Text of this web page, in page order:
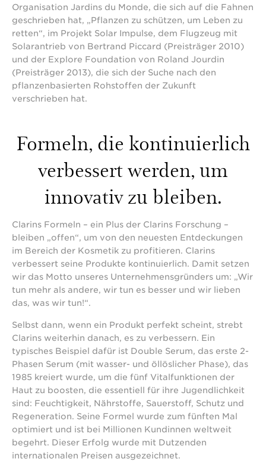
Organisation Jardins du Monde, die sich auf die Fahnen
geschrieben hat, „Pflanzen zu schützen, um Leben zu
retten“, im Projekt Solar Impulse, dem Flugzeug mit
Solarantrieb von Bertrand Piccard (Preisträger 2010)
und der Explore Foundation von Roland Jourdin
(Preisträger 2013), die sich der Suche nach den
pflanzenbasierten Rohstoffen der Zukunft
verschrieben hat.
Formeln, die kontinuierlich
verbessert werden, um
innovativ zu bleiben.
Clarins Formeln – ein Plus der Clarins Forschung –
bleiben „offen“, um von den neuesten Entdeckungen
im Bereich der Kosmetik zu profitieren. Clarins
verbessert seine Produkte kontinuierlich. Damit setzen
wir das Motto unseres Unternehmensgründers um: „Wir
tun mehr als andere, wir tun es besser und wir lieben
das, was wir tun!“.
Selbst dann, wenn ein Produkt perfekt scheint, strebt
Clarins weiterhin danach, es zu verbessern. Ein
typisches Beispiel dafür ist Double Serum, das erste 2-
Phasen Serum (mit wasser- und öllöslicher Phase), das
1985 kreiert wurde, um die fünf Vitalfunktionen der
Haut zu boosten, die essentiell für ihre Jugendlichkeit
sind: Feuchtigkeit, Nährstoffe, Sauerstoff, Schutz und
Regeneration. Seine Formel wurde zum fünften Mal
optimiert und ist bei Millionen Kundinnen weltweit
begehrt. Dieser Erfolg wurde mit Dutzenden
internationalen Preisen ausgezeichnet.